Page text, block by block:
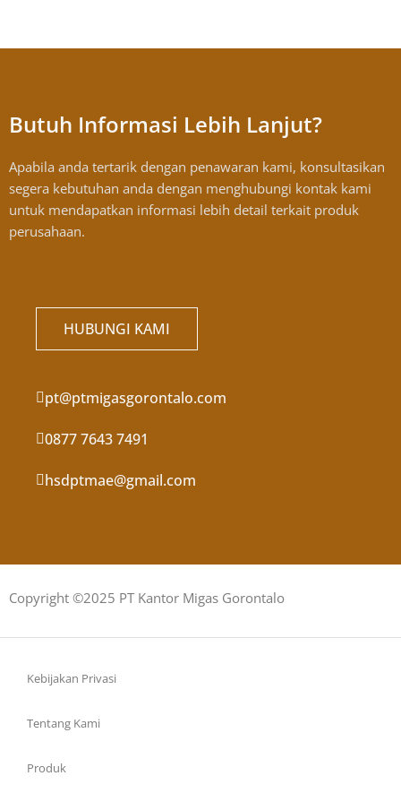
Butuh Informasi Lebih Lanjut?
Apabila anda tertarik dengan penawaran kami, konsultasikan
segera kebutuhan anda dengan menghubungi kontak kami
untuk mendapatkan informasi lebih detail terkait produk
perusahaan.
HUBUNGI KAMI
pt@ptmigasgorontalo.com
0877 7643 7491
hsdptmae@gmail.com
Copyright ©2025 PT Kantor Migas Gorontalo
Kebijakan Privasi
Tentang Kami
Produk